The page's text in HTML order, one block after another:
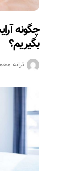
چگونه
بگیریم؟
ترانه